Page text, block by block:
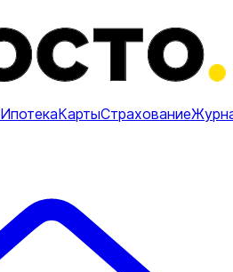
ИпотекаКартыСтрахование